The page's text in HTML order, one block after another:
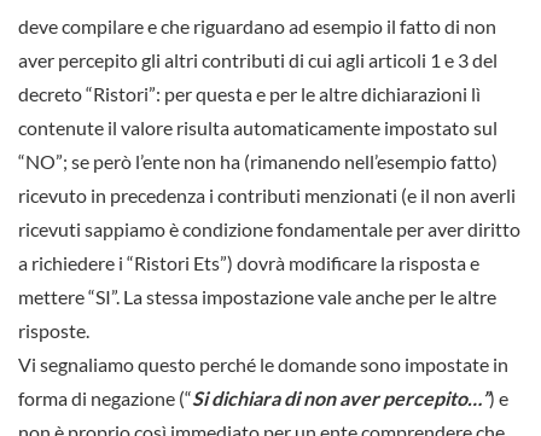
deve compilare e che riguardano ad esempio il fatto di non
aver percepito gli altri contributi di cui agli articoli 1 e 3 del
decreto “Ristori”: per questa e per le altre dichiarazioni lì
contenute il valore risulta automaticamente impostato sul
“NO”; se però l’ente non ha (rimanendo nell’esempio fatto)
ricevuto in precedenza i contributi menzionati (e il non averli
ricevuti sappiamo è condizione fondamentale per aver diritto
a richiedere i “Ristori Ets”) dovrà modificare la risposta e
mettere “SI”. La stessa impostazione vale anche per le altre
risposte.
Vi segnaliamo questo perché le domande sono impostate in
forma di negazione (“Si dichiara di non aver percepito…”) e
non è proprio così immediato per un ente comprendere che